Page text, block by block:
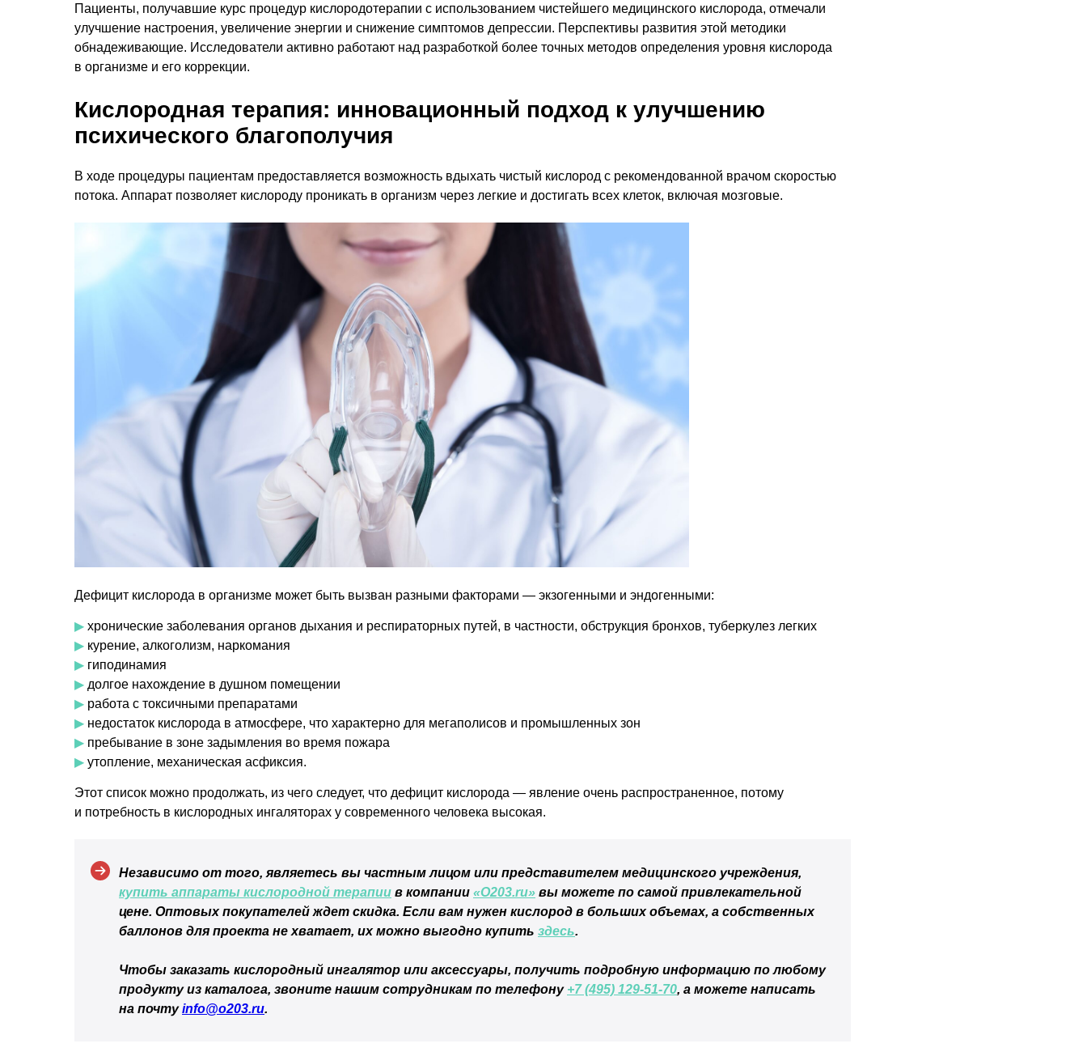
Пациенты, получавшие курс процедур кислородотерапии с использованием чистейшего медицинского кислорода, отмечали
улучшение настроения, увеличение энергии и снижение симптомов депрессии. Перспективы развития этой методики
обнадеживающие. Исследователи активно работают над разработкой более точных методов определения уровня кислорода
в организме и его коррекции.
Кислородная терапия: инновационный подход к улучшению
психического благополучия
В ходе процедуры пациентам предоставляется возможность вдыхать чистый кислород с рекомендованной врачом скоростью
потока. Аппарат позволяет кислороду проникать в организм через легкие и достигать всех клеток, включая мозговые.
Дефицит кислорода в организме может быть вызван разными факторами — экзогенными и эндогенными:
▶ хронические заболевания органов дыхания и респираторных путей, в частности, обструкция бронхов, туберкулез легких
▶ курение, алкоголизм, наркомания
▶ гиподинамия
▶ долгое нахождение в душном помещении
▶ работа с токсичными препаратами
▶ недостаток кислорода в атмосфере, что характерно для мегаполисов и промышленных зон
▶ пребывание в зоне задымления во время пожара
▶ утопление, механическая асфиксия.
Этот список можно продолжать, из чего следует, что дефицит кислорода — явление очень распространенное, потому
и потребность в кислородных ингаляторах у современного человека высокая.
Независимо от того, являетесь вы частным лицом или представителем медицинского учреждения,
купить аппараты кислородной терапии в компании «О203.ru» вы можете по самой привлекательной
цене. Оптовых покупателей ждет скидка. Если вам нужен кислород в больших объемах, а собственных
баллонов для проекта не хватает, их можно выгодно купить здесь.
Чтобы заказать кислородный ингалятор или аксессуары, получить подробную информацию по любому
продукту из каталога, звоните нашим сотрудникам по телефону +7 (495) 129-51-70, а можете написать
на почтуinfo@o203.ru.